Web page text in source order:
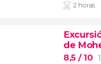
2 horas
de
8,5 / 10